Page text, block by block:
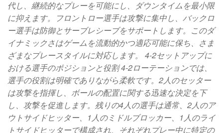
代し、継続的なプレーを可能にし、ダウンタイムを最小限
に抑えます。フロントロー選手は攻撃に集中し、バックロ
ー選手は防御とサーブレシーブをサポートします。このダ
イナミックさはゲームを流動的かつ適応可能に保ち、さま
ざまなプレースタイルに対応します。 4-2セットアップに
おける選手のポジションと役割 4-2ローテーションでは、
選手の役割は明確でありながら柔軟です。2人のセッター
は攻撃を指揮し、ボールの配置に関する迅速な決定を下
し、攻撃を促進します。残りの4人の選手は通常、2人のア
ウトサイドヒッター、1人のミドルブロッカー、1人のライ
トサイドヒッターで構成され、それぞれプレー中に特定の